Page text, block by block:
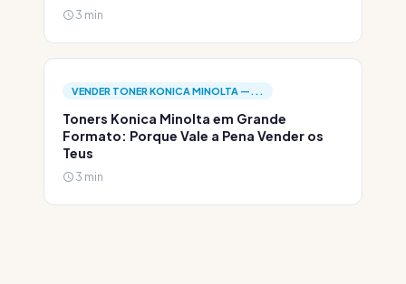
3 min
VENDER TONER KONICA MINOLTA —...
Toners Konica Minolta em Grande
Formato: Porque Vale a Pena Vender os
Teus
3 min